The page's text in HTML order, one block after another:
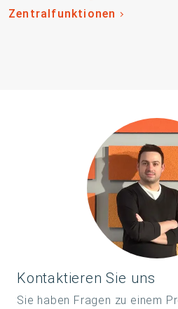
Zentralfunktionen
Kontaktieren Sie uns
Sie haben Fragen zu einem